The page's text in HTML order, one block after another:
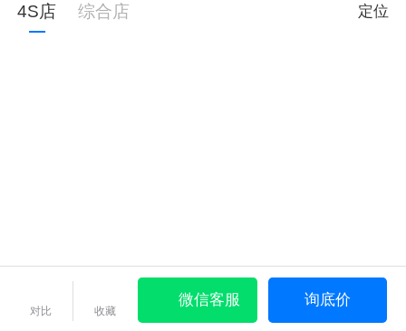
4S店 综合店 定位
对比 收藏
微信客服 询底价